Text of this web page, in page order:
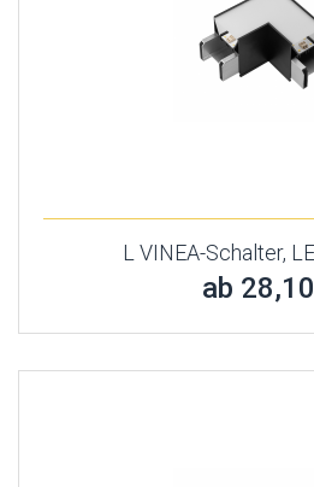
L VINEA-Schalter,
ab